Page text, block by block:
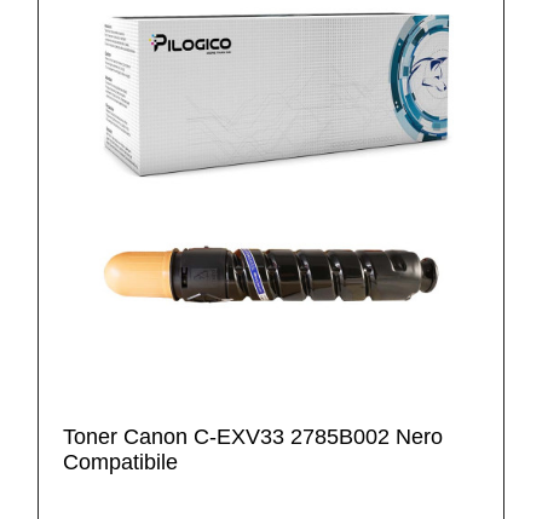
Toner Canon C-EXV33 2785B002 Nero
Compatibile